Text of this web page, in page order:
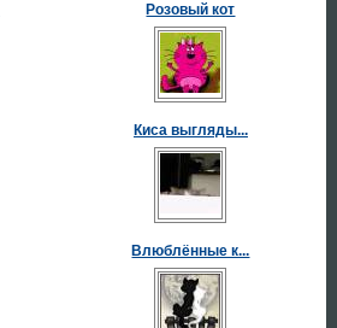
Розовый кот
Киса выгляды...
Влюблённые к...